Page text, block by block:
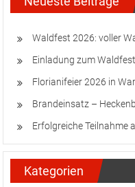
Waldfest 2026: voller
Einladung zum
Florianifeier 2026 in
Brandeinsatz –
Erfolgreiche Teilnahme
Kategorien